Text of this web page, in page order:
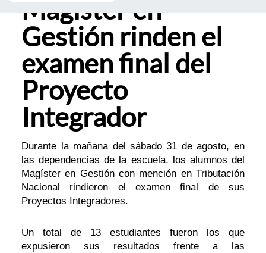
Vinculación con el Medio
Formación Continua
Postgrados
Admisión
Magíster en
Gestión rinden el
examen final del
Proyecto
Integrador
Durante la mañana del sábado 31 de agosto, en
las dependencias de la escuela, los alumnos del
Magíster en Gestión con mención en Tributación
Nacional rindieron el examen final de sus
Proyectos Integradores.
Un total de 13 estudiantes fueron los que
expusieron sus resultados frente a las